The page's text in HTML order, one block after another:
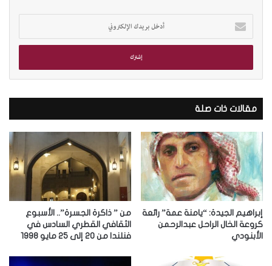
خ
ب
ي
د
ك
ا
ل
ل
ك
ت
ر
و
ن
مقالات ذات صلة
إبراهيم الجيدة: “يامنة عمة” رائعة
كروعة الخال الراحل عبدالرحمن
الأبنودي
من ” ذاكرة الجسرة”.. الأسبوع
الثقافي القطري السادس في
فنلندا من 20 إلى 25 مايو 1998